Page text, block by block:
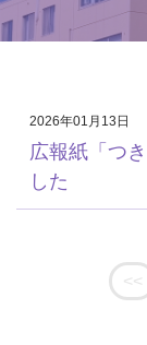
2026年01月13日
広報紙「つ
した
<<